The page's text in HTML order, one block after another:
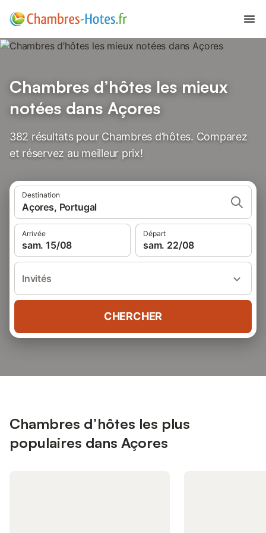
Chambres d’hôtes les mieux
notées dans Açores
382 résultats pour Chambres d’hôtes. Comparez
et réservez au meilleur prix!
Destination
Açores, Portugal
Arrivée
sam. 15/08
Départ
sam. 22/08
Invités
CHERCHER
Chambres d’hôtes les plus
populaires dans Açores